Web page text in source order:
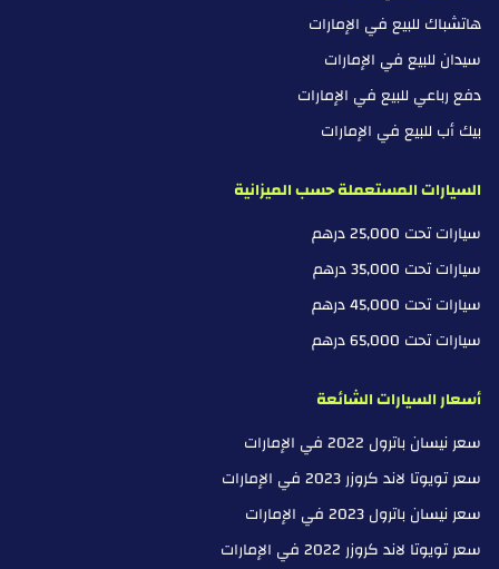
هاتشباك للبيع في الإمارات
سيدان للبيع في الإمارات
دفع رباعي للبيع في الإمارات
بيك أب للبيع في الإمارات
السيارات المستعملة حسب الميزانية
سيارات تحت 25,000 درهم
سيارات تحت 35,000 درهم
سيارات تحت 45,000 درهم
سيارات تحت 65,000 درهم
أسعار السيارات الشائعة
سعر نيسان باترول 2022 في الإمارات
سعر تويوتا لاند كروزر 2023 في الإمارات
سعر نيسان باترول 2023 في الإمارات
سعر تويوتا لاند كروزر 2022 في الإمارات